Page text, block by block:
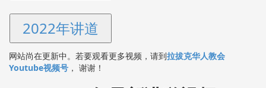
2022年讲道
网站尚在更新中。若要观看更多视频，请到拉拔克华人教会
Youtube视频号 ， 谢谢！